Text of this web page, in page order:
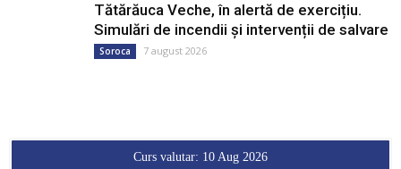
Tătărăuca Veche, în alertă de exercițiu.
Simulări de incendii și intervenții de salvare
Soroca 7 august 2026
Curs valutar: 10 Aug 2026